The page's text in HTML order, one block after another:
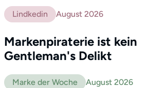
Lindkedin August 2026
Markenpiraterie ist kein
Gentleman's Delikt
Marke der Woche August 2026